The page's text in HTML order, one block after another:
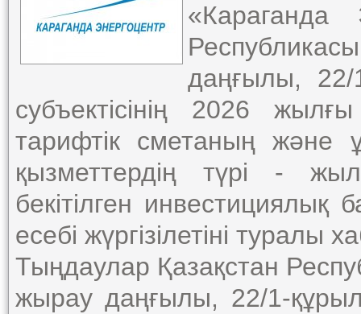
даңғылы, 22/
субъектісінің 2026
тарифтік сметаның және
қызметтердің түрі -
бекітілген
есебі жүргізілетіні туралы
Тыңдаулар Қазақстан
жырау даңғылы, 22/1-